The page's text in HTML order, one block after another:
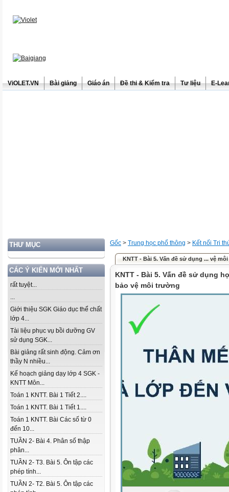
ViOLET.VN Bài giảng Giáo án Đề thi & Kiểm tra Tư liệu E-
THƯ MỤC
CÁC Ý KIẾN MỚI NHẤT
rất tuyệt...
...
Giới thiệu SGK Giáo dục thể chất
lớp 4...
Tài liệu phục vụ bồi dưỡng GV
sử dụng SGK...
Bài giảng rất sinh động. Cảm ơn
thầy N nhiều...
Kế hoạch giảng dạy lớp 4 SGK -
KNTT Môn...
Toán 1 KNTT. Bài 1 Tiết 2....
Toán 1 KNTT. Bài 1 Tiết 1....
Toán 1 KNTT. Bài Các số từ 0
đến 10...
TUẦN 2- Bài 4. Phân số thập
phân...
TUẦN 2- T3. Bài 5. Ôn tập các
phép tính...
TUẦN 2- T2. Bài 5. Ôn tập các
Gốc > Trung học phổ thông > Kết nối Tri
KNTT - Bài 5. Vấn đề sử dụng ... vệ
KNTT - Bài 5. Vấn đề sử dụng
bảo vệ môi trường